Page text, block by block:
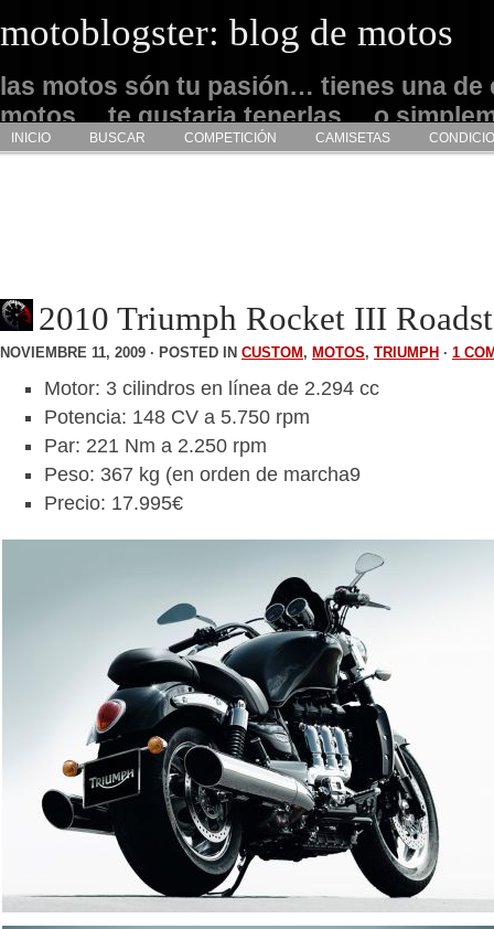
motoblogster: blog de motos
las motos són tu pasión… tienes una de
motos… te gustaria tenerlas… o
admirarlas… este es tu sitio
INICIO BUSCAR COMPETICIÓN CAMISETAS
2010 Triumph Rocket III
NOVIEMBRE 11, 2009 · POSTED IN CUSTOM , MOTOS, TRIUMPH · 1
Motor: 3 cilindros en línea de 2.294 cc
Potencia: 148 CV a 5.750 rpm
Par: 221 Nm a 2.250 rpm
Peso: 367 kg (en orden de marcha9
Precio: 17.995€